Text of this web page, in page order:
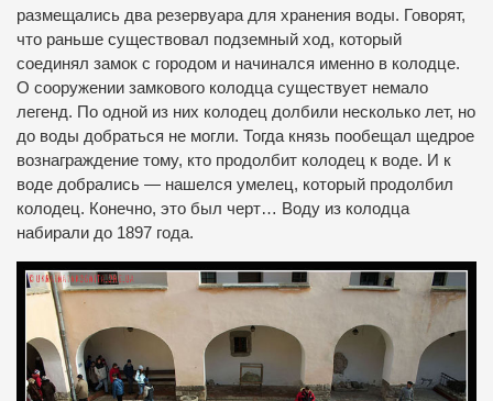
размещались два резервуара для хранения воды. Говорят,
что раньше существовал подземный ход, который
соединял замок с городом и начинался именно в колодце.
О сооружении замкового колодца существует немало
легенд. По одной из них колодец долбили несколько лет, но
до воды добраться не могли. Тогда князь пообещал щедрое
вознаграждение тому, кто продолбит колодец к воде. И к
воде добрались — нашелся умелец, который продолбил
колодец. Конечно, это был черт… Воду из колодца
набирали до 1897 года.